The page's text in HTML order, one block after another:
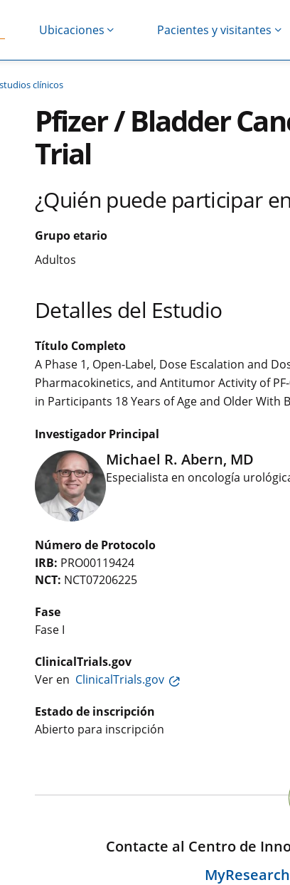
Ubicaciones Pacientes y visitantes
clínicos
Pfizer / Bladder
Trial
¿Quién puede participar
Grupo etario
Adultos
Detalles del Estudio
Título Completo
A Phase 1, Open-Label, Dose Escalation and
Pharmacokinetics, and Antitumor Activity of
in Participants 18 Years of Age and Older With
Investigador Principal
Michael R. Abern, MD
Especialista en oncología
Número de Protocolo
IRB: PRO00119424
NCT: NCT07206225
Fase
Fase I
ClinicalTrials.gov
Ver en ClinicalTrials.gov
Estado de inscripción
Abierto para inscripción
Contacte al Centro de